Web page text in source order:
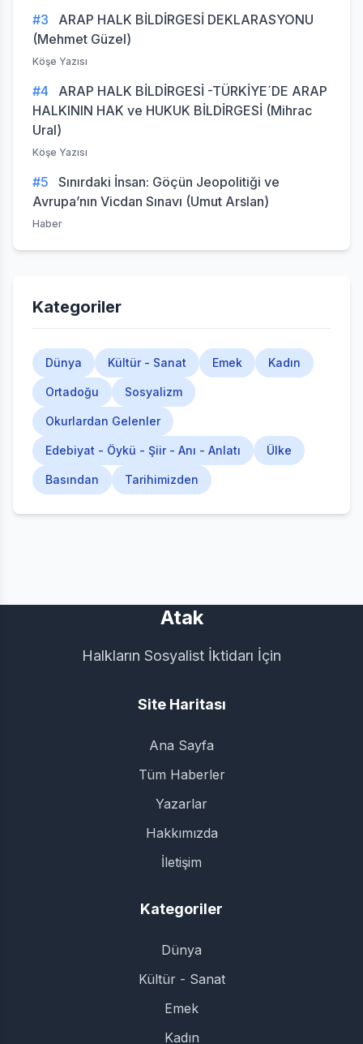
#3
ARAP HALK BİLDİRGESİ DEKLARASYONU
(Mehmet Güzel)
Köşe Yazısı
#4
ARAP HALK BİLDİRGESİ -TÜRKİYE´DE ARAP
HALKININ HAK ve HUKUK BİLDİRGESİ (Mihrac
Ural)
Köşe Yazısı
#5
Sınırdaki İnsan: Göçün Jeopolitiği ve
Avrupa’nın Vicdan Sınavı (Umut Arslan)
Haber
Kategoriler
Dünya Kültür - Sanat Emek Kadın
Ortadoğu Sosyalizm
Okurlardan Gelenler
Edebiyat - Öykü - Şiir - Anı - Anlatı Ülke
Basından Tarihimizden
Atak
Halkların Sosyalist İktidarı İçin
Site Haritası
Ana Sayfa
Tüm Haberler
Yazarlar
Hakkımızda
İletişim
Kategoriler
Dünya
Kültür - Sanat
Emek
Kadın